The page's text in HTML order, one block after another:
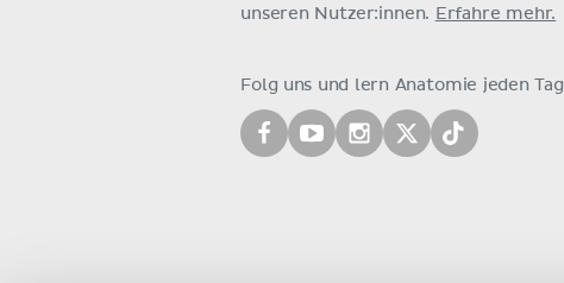
unseren Nutzer:innen. Erfahre mehr.
Folg uns und lern Anatomie jeden Tag